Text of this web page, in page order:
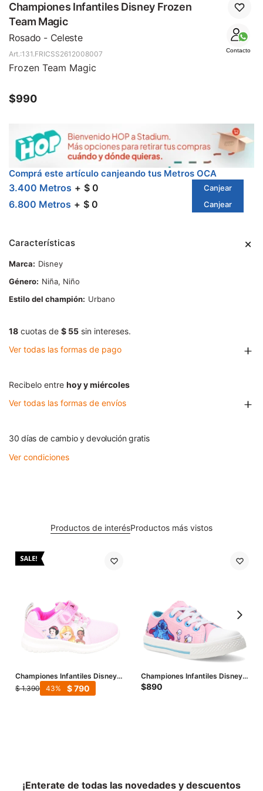
Championes Infantiles Disney Frozen
Team Magic
Rosado - Celeste
Contacto
131.FRICSS2612008007
Frozen Team Magic
$990
Comprá este artículo canjeando tus Metros OCA
3.400 Metros $ 0 Canjear
6.800 Metros $ 0 Canjear
Características
Marca
Disney
Género
Niña, Niño
Estilo del champión
Urbano
18 cuotas de $ 55 sin intereses.
Ver todas las formas de pago
Recibelo entre hoy y miércoles
Ver todas las formas de envíos
30 días de cambio y devolución gratis
Ver condiciones
Productos de interésProductos más vistos
Championes Infantiles Disney
Princesa Dream - Rosado
$ 1.390 $790
43
Championes Infantiles Disney
Stich - Rosado - Celeste
$890
¡Enterate de todas las novedades y descuentos